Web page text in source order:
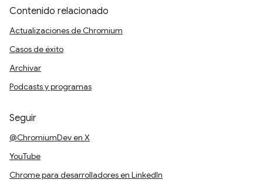
Contenido relacionado
Actualizaciones de Chromium
Casos de éxito
Archivar
Podcasts y programas
Seguir
@ChromiumDev en X
YouTube
Chrome para desarrolladores en LinkedIn